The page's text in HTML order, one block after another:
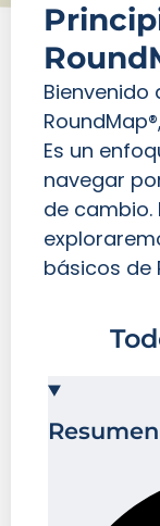
Bienvenido
Es un
navegar
de cambio.
básicos de
Resumen